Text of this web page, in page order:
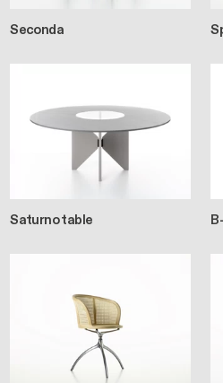
Seconda
Saturno table